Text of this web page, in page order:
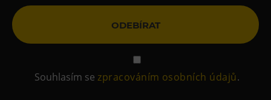
ODEBÍRAT
Souhlasím sezpracováním osobních údajů.